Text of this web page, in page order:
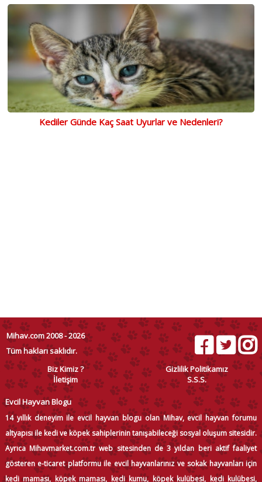
Kediler Günde Kaç Saat Uyurlar ve Nedenleri?
Mihav.com 2008 - 2026
Tüm hakları saklıdır.
Biz Kimiz ?
Gizlilik Politikamız
İletişim
S.S.S.
Evcil Hayvan Blogu
14 yıllık deneyim ile evcil hayvan blogu olan Mihav, evcil hayvan forumu
altyapısı ile kedi ve köpek sahiplerinin tanışabileceği sosyal oluşum sitesidir.
Ayrıca Mihavmarket.com.tr web sitesinden de 3 yıldan beri aktif faaliyet
gösteren e-ticaret platformu ile evcil hayvanlarınız ve sokak hayvanları için
kedi maması, köpek maması, kedi kumu, köpek kulübesi, kedi kulübesi,